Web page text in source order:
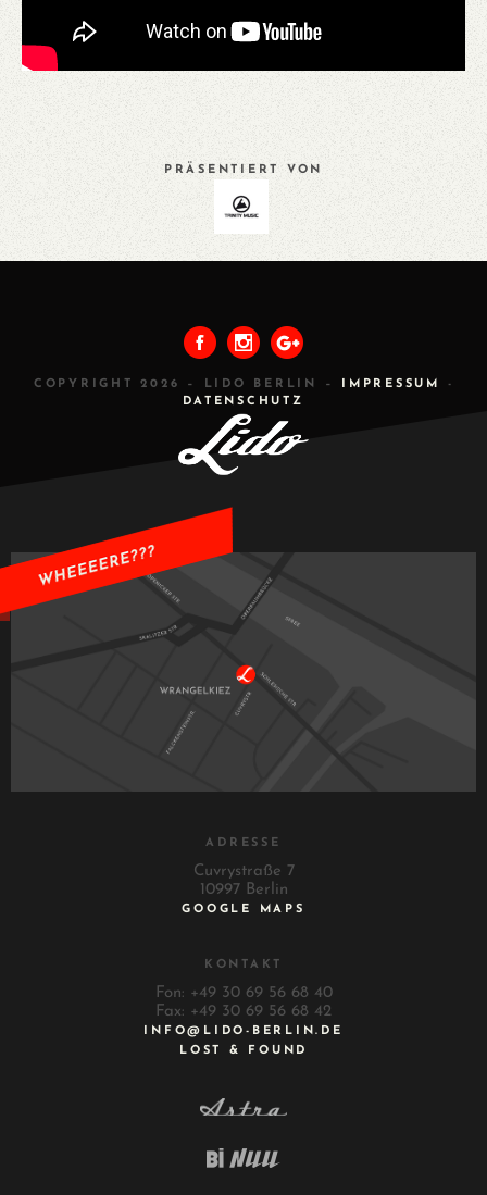
PRÄSENTIERT VON
COPYRIGHT 2026 – LIDO BERLIN – IMPRESSUM
-
DATENSCHUTZ
ADRESSE
Cuvrystraße 7
10997 Berlin
GOOGLE MAPS
KONTAKT
Fon: +49 30 69 56 68 40
Fax: +49 30 69 56 68 42
INFO@LIDO-BERLIN.DE
LOST & FOUND